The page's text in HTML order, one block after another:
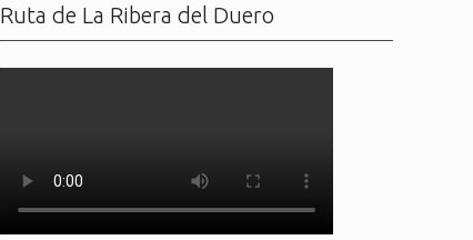
Ruta de La Ribera del Duero